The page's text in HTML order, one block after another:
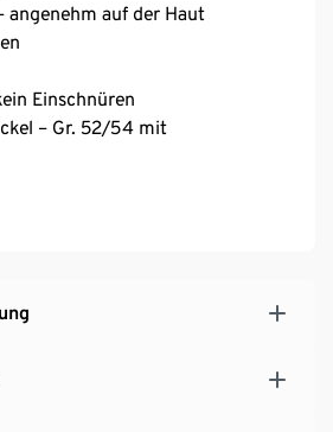
angenehm auf der Haut
Einschnüren
– Gr. 52/54 mit
perfekter Sitz, hoher